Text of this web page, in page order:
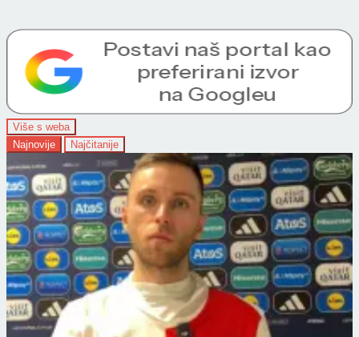
Više s weba
Najnovije
Najčitanije